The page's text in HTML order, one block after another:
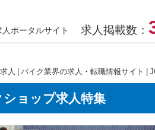
ポータルサイト
求人掲載数：
人 | バイク業界の求人・転職情報サイト |
ショップ求人特集